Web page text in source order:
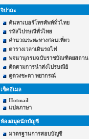
จิปาถะ
ค้นหาเบอร์โทรศัพท์ทั่วไทย
รหัสไปรษณีทั่วไทย
คำนวณระยะทางก่อนเที่ยว
ตารางเวลาเดินรถไฟ
พจนานุกรมฉบับราชบัณฑิตยสถาน
ติดตามการนำส่งไปรษณีย์
ดูดวงชะตา พยากรณ์
เช็คอีเมล
Hotmail
แปลภาษา
ห้องสมุดนักบัญชี
มาตรฐานการสอบบัญชี